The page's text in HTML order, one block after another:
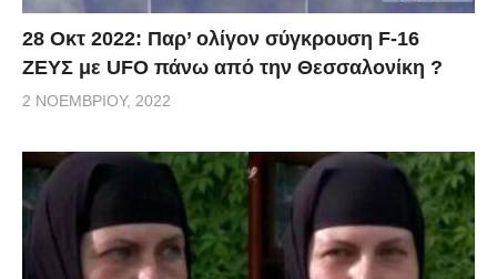
28 Οκτ 2022: Παρ’ ολίγον σύγκρουση F-16
ΖΕΥΣ με UFO πάνω από την Θεσσαλονίκη ?
2 ΝΟΕΜΒΡΊΟΥ, 2022